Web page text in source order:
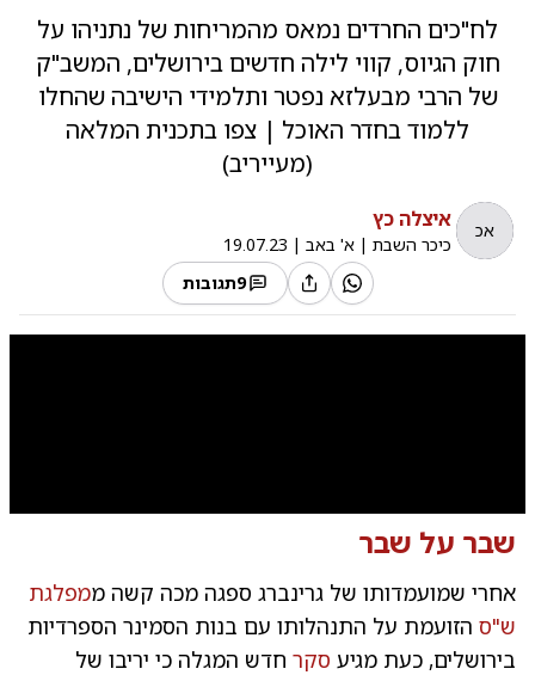
לח"כים החרדים נמאס מהמריחות של נתניהו על
חוק הגיוס, קווי לילה חדשים בירושלים, המשב"ק
של הרבי מבעלזא נפטר ותלמידי הישיבה שהחלו
ללמוד בחדר האוכל | צפו בתכנית המלאה
(מעייריב)
אכ איצלה כץ
כיכר השבת | א' באב |
19.07.23
9תגובות
שבר על שבר
אחרי שמועמדותו של גרינברג ספגה מכה קשה ממפלגת
ש"ס הזועמת על התנהלותו עם בנות הסמינר הספרדיות
בירושלים, כעת מגיע סקר חדש המגלה כי יריבו של